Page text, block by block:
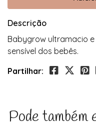
Descrição
Babygrow ultramacio
sensível dos bebês.
Partilhar:
Pode também